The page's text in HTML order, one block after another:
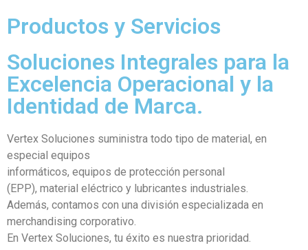
Productos y Servicios
Soluciones Integrales para la
Excelencia Operacional y la
Identidad de Marca.
Vertex Soluciones suministra todo tipo de material, en
especial equipos
informáticos, equipos de protección personal
(EPP), material eléctrico y lubricantes industriales.
Además, contamos con una división especializada en
merchandising corporativo.
En Vertex Soluciones, tu éxito es nuestra prioridad.